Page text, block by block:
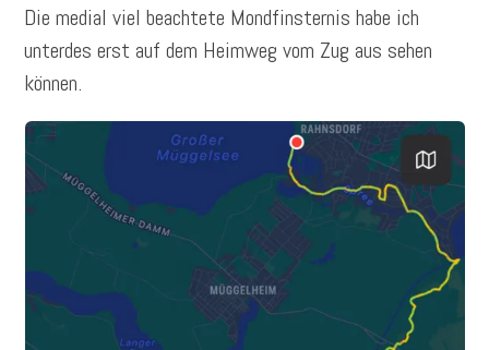
Die medial viel beachtete Mondfinsternis habe ich
unterdes erst auf dem Heimweg vom Zug aus sehen
können.